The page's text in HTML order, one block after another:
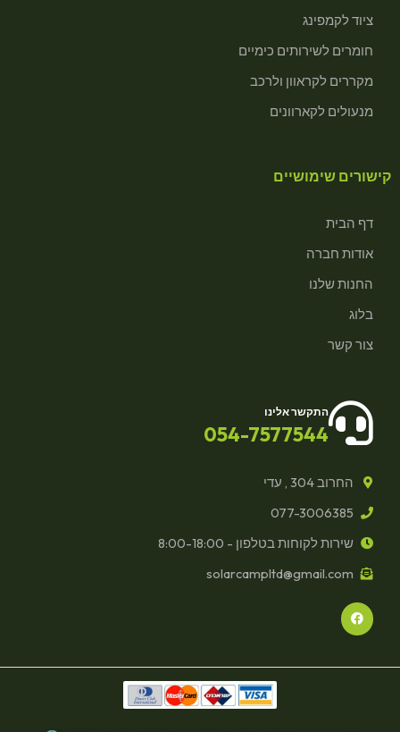
ציוד לקמפינג
חומרים לשירותים כימיים
מקררים לקראוון ולרכב
מנעולים לקארוונים
קישורים שימושיים
דף הבית
אודות חברה
החנות שלנו
בלוג
צור קשר
התקשר אלינו
054-7577544
החרוב 304 , עדי
077-3006385
שירות לקוחות בטלפון - 8:00-18:00
solarcampltd@gmail.com
F
a
c
o